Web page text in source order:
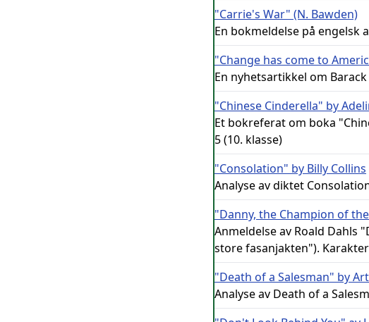
"Carrie's War" (N. Bawden)
En bokmeldelse på engelsk
"Change has come to
En nyhetsartikkel om
"Chinese Cinderella" by
Et bokreferat om boka
5 (10. klasse)
"Consolation" by Billy Collins
Analyse av diktet
"Danny, the Champion of
Anmeldelse av Roald Dahls
store fasanjakten").
"Death of a Salesman" by
Analyse av Death of a